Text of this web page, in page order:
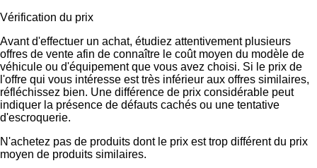
Vérification du prix
Avant d'effectuer un achat, étudiez attentivement plusieurs
offres de vente afin de connaître le coût moyen du modèle de
véhicule ou d'équipement que vous avez choisi. Si le prix de
l'offre qui vous intéresse est très inférieur aux offres similaires,
réfléchissez bien. Une différence de prix considérable peut
indiquer la présence de défauts cachés ou une tentative
d'escroquerie.
N'achetez pas de produits dont le prix est trop différent du prix
moyen de produits similaires.